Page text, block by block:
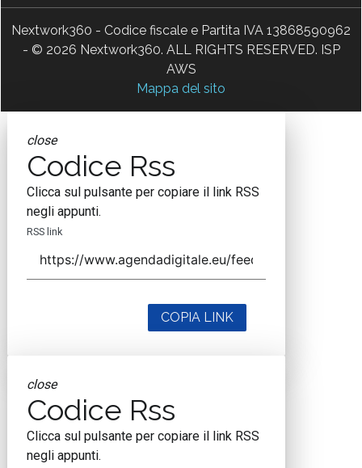
Nextwork360 - Codice fiscale e Partita IVA 13868590962
- © 2026 Nextwork360. ALL RIGHTS RESERVED. ISP
AWS
Mappa del sito
close
Codice Rss
Clicca sul pulsante per copiare il link RSS
negli appunti.
RSS link
COPIA LINK
close
Codice Rss
Clicca sul pulsante per copiare il link RSS
negli appunti.